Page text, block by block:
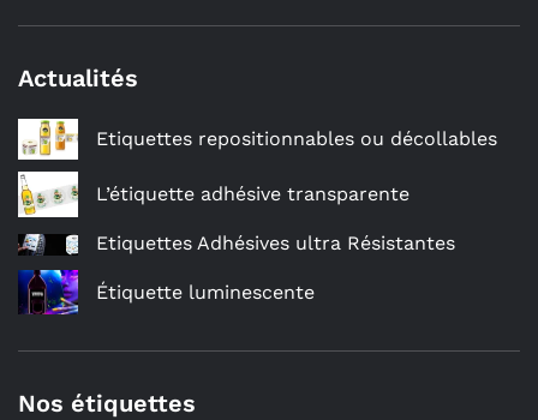
Actualités
Etiquettes repositionnables ou décollables
L’étiquette adhésive transparente
Etiquettes Adhésives ultra Résistantes
Étiquette luminescente
Nos étiquettes